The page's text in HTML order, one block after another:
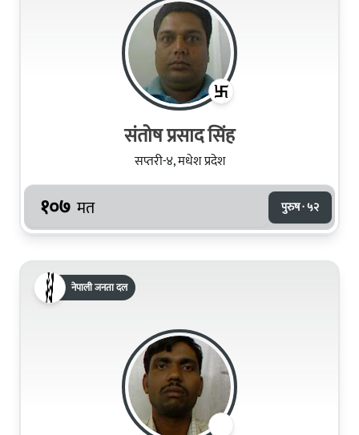
संतोष प्रसाद सिंह
सप्तरी-४, मधेश प्रदेश
१०७ मत पुरुष · ५२
नेपाली जनता दल